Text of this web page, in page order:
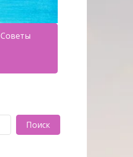
Советы
Поиск